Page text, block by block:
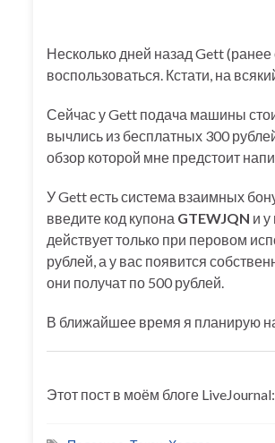
Несколько дней назад Gett
воспользоваться. Кстати, на
Сейчас у Gett подача машины
вычлись из бесплатных 300
обзор которой мне предстоит
У Gett есть система взаимных
введите код купона GTEWJQN и у
действует только при перовом
рублей, а у вас появится
они получат по 500 рублей.
В ближайшее время я планирую
Этот пост в моём блоге LiveJournal: